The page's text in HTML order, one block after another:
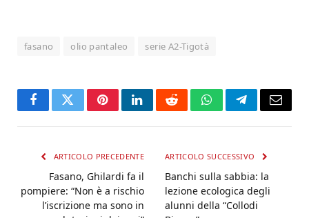
fasano olio pantaleo serie A2-Tigotà
FacebookTwitterPinterestLinkedInRedditWhatsAppTelegramEmail
ARTICOLO PRECEDENTE
Fasano, Ghilardi fa il
pompiere: “Non è a rischio
l’iscrizione ma sono in
ARTICOLO SUCCESSIVO
Banchi sulla sabbia: la
lezione ecologica degli
alunni della “Collodi